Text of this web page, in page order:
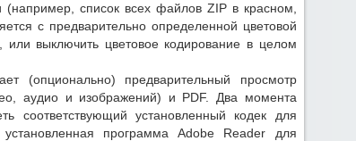
список всех файлов ZIP в красном,
с предварительно определенной цветовой
выключить цветовое кодирование в целом
(опционально) предварительный просмотр
аудио и изображений) и PDF. Два момента
соответствующий установленный кодек для
программа Adobe Reader для